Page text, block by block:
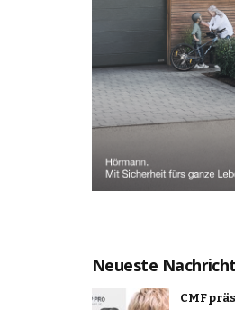
Neueste
CMF